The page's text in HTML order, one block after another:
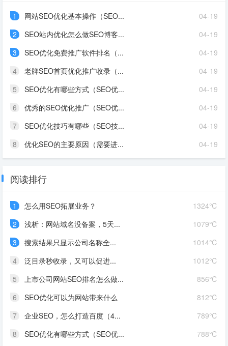
04-19
1
网站SEO优化基本操作（SEO...
04-19
2
SEO站内优化怎么做SEO博客...
04-19
3
SEO优化免费推广软件排名（...
04-19
4
老牌SEO首页优化推广收录（...
04-19
5
SEO优化有哪些方式（SEO优...
04-19
6
优秀的SEO优化推广（SEO优...
04-19
7
SEO优化技巧有哪些（SEO技...
04-19
8 优化SEO的主要原因（需要进...
阅读排行
1324℃
1
怎么用SEO拓展业务？
1079℃
2
浅析：网站域名没备案，5天...
1014℃
3
搜索结果只显示公司名称全...
1012℃
4
泛目录秒收录，又可以促进...
856℃
5
上市公司网站SEO排名怎么做...
812℃
6
SEO优化可以为网站带来什么
789℃
7
企业SEO，怎么打造百度（4...
788℃
8 SEO优化有哪些方式（SEO优...